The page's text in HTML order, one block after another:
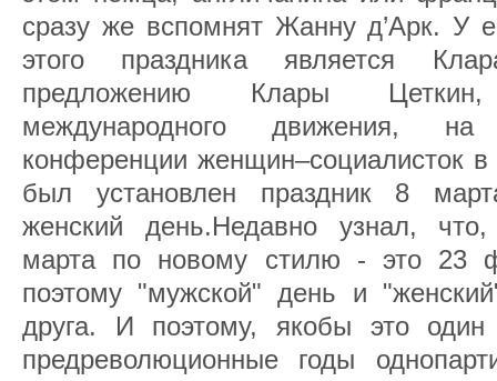
сразу же вспомнят Жанну д’Арк. У
этого праздника является
предложению Клары
международного движения,
конференции женщин–социалисток в
был установлен праздник 8
женский день.Недавно узнал,
марта по новому стилю - это 23
поэтому "мужской" день и
друга. И поэтому, якобы это
предреволюционные годы